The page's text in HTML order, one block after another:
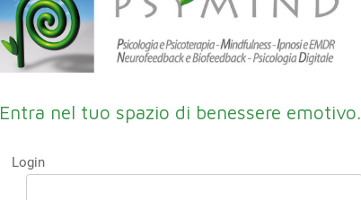
Entra nel tuo spazio di benessere emotivo.
Login